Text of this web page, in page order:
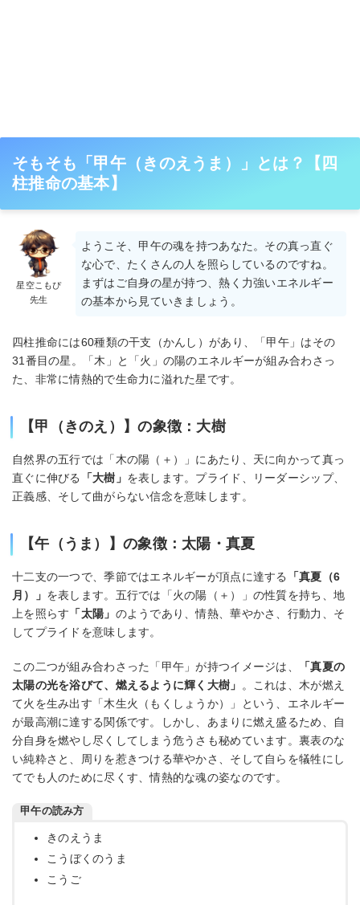
そもそも「甲午（きのえうま）」とは？【四
柱推命の基本】
星空こもぴ
先生
ようこそ、甲午の魂を持つあなた。その真っ直ぐ
な心で、たくさんの人を照らしているのですね。
まずはご自身の星が持つ、熱く力強いエネルギー
の基本から見ていきましょう。
四柱推命には60種類の干支（かんし）があり、「甲午」はその
31番目の星。「木」と「火」の陽のエネルギーが組み合わさっ
た、非常に情熱的で生命力に溢れた星です。
【甲（きのえ）】の象徴：大樹
自然界の五行では「木の陽（＋）」にあたり、天に向かって真っ
直ぐに伸びる
「大樹」 を表します。プライド、リーダーシップ、
正義感、そして曲がらない信念を意味します。
【午（うま）】の象徴：太陽・真夏
十二支の一つで、季節ではエネルギーが頂点に達する
「真夏（6
月）」 を表します。五行では「火の陽（＋）」の性質を持ち、地
上を照らす 「太陽」 のようであり、情熱、華やかさ、行動力、そ
してプライドを意味します。
この二つが組み合わさった「甲午」が持つイメージは、
「真夏の
太陽の光を浴びて、燃えるように輝く大樹」
。これは、木が燃え
て火を生み出す「木生火（もくしょうか）」という、エネルギー
が最高潮に達する関係です。しかし、あまりに燃え盛るため、自
分自身を燃やし尽くしてしまう危うさも秘めています。裏表のな
い純粋さと、周りを惹きつける華やかさ、そして自らを犠牲にし
てでも人のために尽くす、情熱的な魂の姿なのです。
甲午の読み方
きのえうま
こうぼくのうま
こうご